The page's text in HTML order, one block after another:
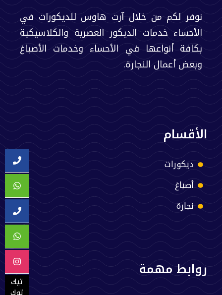
تيك
نوفر لكم من خلال آرت هاوس للديكورات في
الأحساء خدمات الديكور العصرية والكلاسيكية
بكافة أنواعها في الأحساء وخدمات الأصباغ
وبعض أعمال النجارة.
الأقسام
ديكورات
أصباغ
نجارة
روابط مهمة